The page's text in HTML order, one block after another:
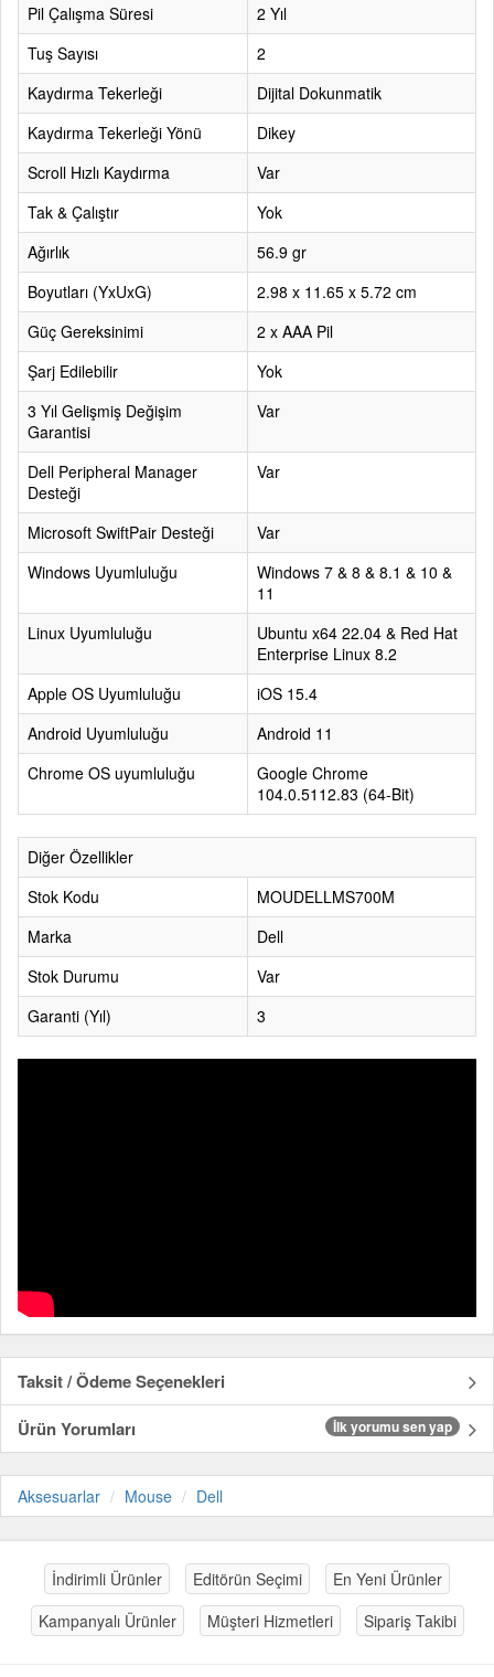
Pil Çalışma Süresi
2 Yıl
Tuş Sayısı
2
Kaydırma Tekerleği
Dijital Dokunmatik
Kaydırma Tekerleği Yönü
Dikey
Scroll Hızlı Kaydırma
Var
Tak & Çalıştır
Yok
Ağırlık
56.9 gr
Boyutları (YxUxG)
2.98 x 11.65 x 5.72 cm
Güç Gereksinimi
2 x AAA Pil
Şarj Edilebilir
Yok
3 Yıl Gelişmiş Değişim
Garantisi
Var
Dell Peripheral Manager
Desteği
Var
Microsoft SwiftPair Desteği
Var
Windows Uyumluluğu
Windows 7 & 8 & 8.1 & 10 &
11
Linux Uyumluluğu
Ubuntu x64 22.04 & Red Hat
Enterprise Linux 8.2
Apple OS Uyumluluğu
iOS 15.4
Android Uyumluluğu
Android 11
Chrome OS uyumluluğu
Google Chrome
104.0.5112.83 (64-Bit)
Diğer Özellikler
Stok Kodu
MOUDELLMS700M
Marka
Dell
Stok Durumu
Var
Garanti (Yıl)
3
Taksit / Ödeme Seçenekleri
Ürün Yorumları
İlk yorumu sen yap
Aksesuarlar Mouse Dell
İndirimli Ürünler Editörün Seçimi
En Yeni Ürünler
Kampanyalı Ürünler
Müşteri Hizmetleri Sipariş Takibi